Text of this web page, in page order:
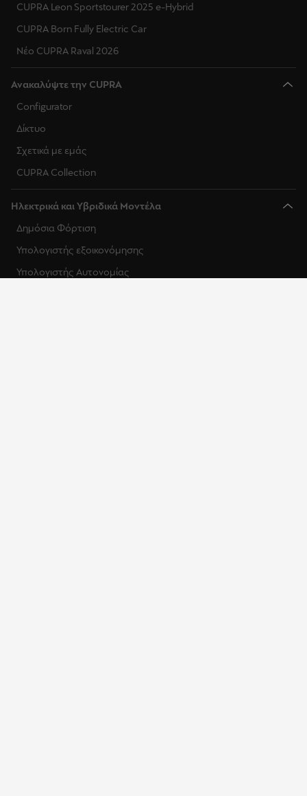
CUPRA Leon Sportstourer 2025 e-Hybrid
CUPRA Born Fully Electric Car
Νέο CUPRA Raval 2026
Ανακαλύψτε την CUPRA
Configurator
Δίκτυο
Σχετικά με εμάς
CUPRA Collection
Ηλεκτρικά και Υβριδικά Μοντέλα
Δημόσια Φόρτιση
Υπολογιστής εξοικονόμησης
Υπολογιστής Αυτονομίας